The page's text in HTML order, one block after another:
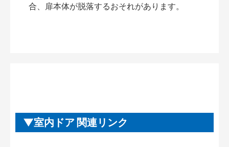
合、扉本体が脱落するおそれがあります。
室内ドア 関連リンク